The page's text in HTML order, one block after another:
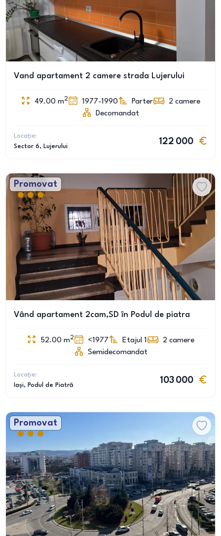
Vand apartament 2 camere strada Lujerului
49.00 m2 1977-1990 Parter 2 camere
Decomandat
Locație:
Sector 6, Lujerului
122 000
Promovat
Vând apartament 2cam,SD în Podul de piatra
52.00 m2 <1977 Etajul 1 2 camere
Semidecomandat
Locație:
Iași, Podul de Piatră
103 000
Promovat